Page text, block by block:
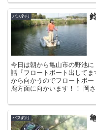
バス釣り
今日は朝から亀山市の野池
話『フロートボート出して
から向かうのでフロートボ
鹿方面に向かいます！！ 岡
バス釣り